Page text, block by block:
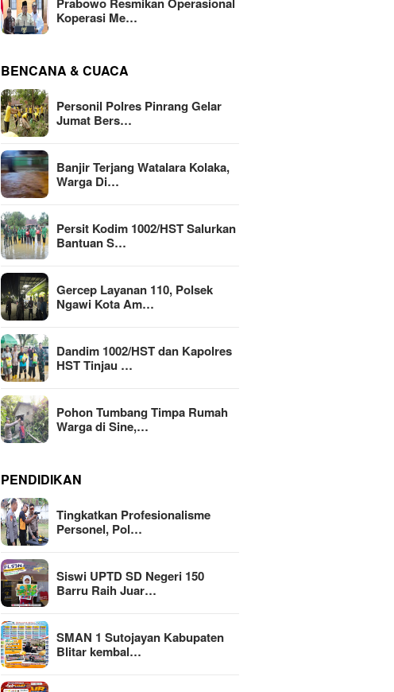
Koperasi Me…
BENCANA & CUACA
Personil Polres Pinrang Gelar
Jumat Bers…
Banjir Terjang Watalara Kolaka,
Warga Di…
Persit Kodim 1002/HST Salurkan
Bantuan S…
Gercep Layanan 110, Polsek
Ngawi Kota Am…
Dandim 1002/HST dan Kapolres
HST Tinjau …
Pohon Tumbang Timpa Rumah
Warga di Sine,…
PENDIDIKAN
Tingkatkan Profesionalisme
Personel, Pol…
Siswi UPTD SD Negeri 150
Barru Raih Juar…
SMAN 1 Sutojayan Kabupaten
Blitar kembal…